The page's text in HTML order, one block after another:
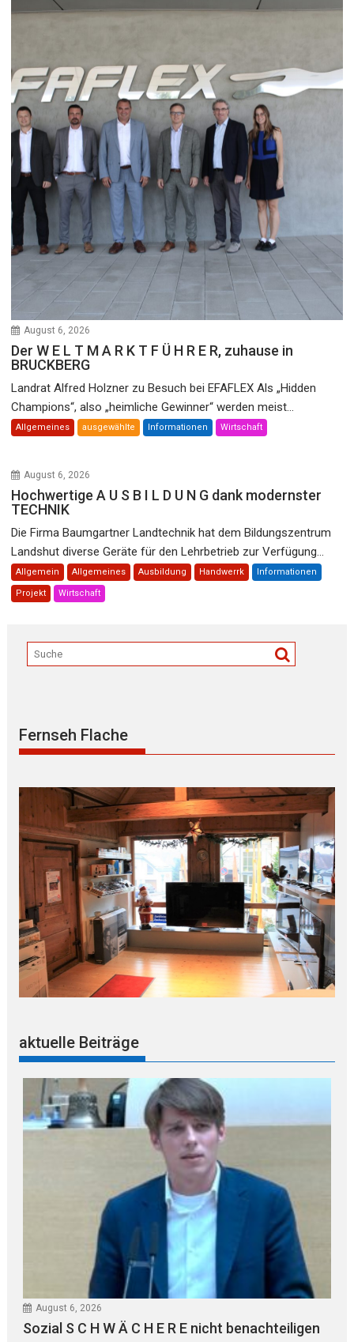
August 6, 2026
Der W E L T M A R K T F Ü H R E R, zuhause in
BRUCKBERG
Landrat Alfred Holzner zu Besuch bei EFAFLEX Als „Hidden
Champions“, also „heimliche Gewinner“ werden meist...
Allgemeines ausgewählte Informationen Wirtschaft
August 6, 2026
Hochwertige A U S B I L D U N G dank modernster
TECHNIK
Die Firma Baumgartner Landtechnik hat dem Bildungszentrum
Landshut diverse Geräte für den Lehrbetrieb zur Verfügung...
Allgemein Allgemeines Ausbildung Handwerrk Informationen
Projekt Wirtschaft
Fernseh Flache
aktuelle Beiträge
August 6, 2026
Sozial S C H W Ä C H E R E nicht benachteiligen